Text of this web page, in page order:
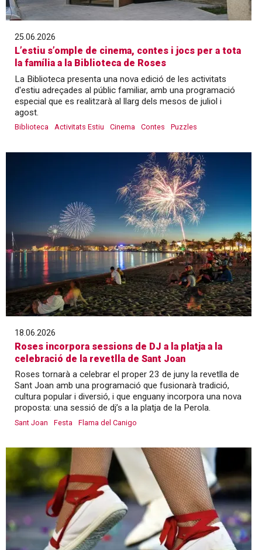
25.06.2026
L’estiu s’omple de cinema, contes i jocs per a tota
la família a la Biblioteca de Roses
La Biblioteca presenta una nova edició de les activitats
d'estiu adreçades al públic familiar, amb una programació
especial que es realitzarà al llarg dels mesos de juliol i
agost.
Biblioteca Activitats Estiu Cinema Contes Puzzles
18.06.2026
Roses incorpora sessions de DJ a la platja a la
celebració de la revetlla de Sant Joan
Roses tornarà a celebrar el proper 23 de juny la revetlla de
Sant Joan amb una programació que fusionarà tradició,
cultura popular i diversió, i que enguany incorpora una nova
proposta: una sessió de dj’s a la platja de la Perola.
Sant Joan Festa Flama del Canigo